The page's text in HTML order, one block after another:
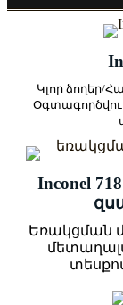
Կլոր ձողեր/
Inconel
Եռակցման